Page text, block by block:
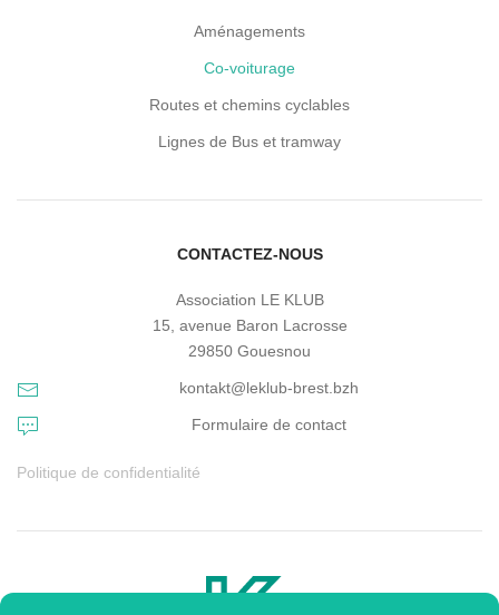
Aménagements
Co-voiturage
Routes et chemins cyclables
Lignes de Bus et tramway
CONTACTEZ-NOUS
Association LE KLUB
15, avenue Baron Lacrosse
29850 Gouesnou
kontakt@leklub-brest.bzh
Formulaire de contact
Politique de confidentialité